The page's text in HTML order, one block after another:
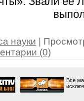
науки |
(0)
Все